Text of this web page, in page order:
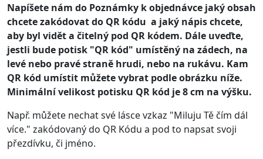
Napíšete nám do Poznámky k objednávce jaký obsah
chcete zakódovat do QR kódu a jaký nápis chcete,
aby byl vidět a čitelný pod QR kódem. Dále uveďte,
jestli bude potisk "QR kód" umístěný na zádech, na
levé nebo pravé straně hrudi, nebo na rukávu. Kam
QR kód umístit můžete vybrat podle obrázku níže.
Minimální velikost potisku QR kód je 8 cm na výšku.
Např. můžete nechat své lásce vzkaz "Miluju Tě čím dál
více." zakódovaný do QR Kódu a pod to napsat svoji
přezdívku, či jméno.